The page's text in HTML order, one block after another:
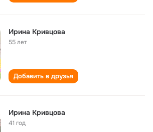
Ирина Кривцова
55 лет
Добавить в друзья
Ирина Кривцова
41 год